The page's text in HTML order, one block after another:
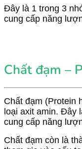
Đây là 1 trong 3
cung cấp năng
Chất đạm –
Chất đạm (Protein
loại axit amin. Đây
cung cấp năng
Chất đạm còn là